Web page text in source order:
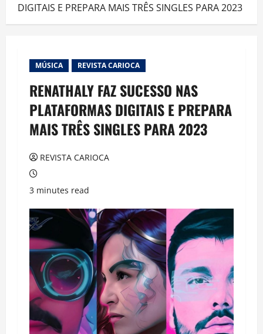
DIGITAIS E PREPARA MAIS TRÊS SINGLES PARA 2023
MÚSICA REVISTA CARIOCA
RENATHALY FAZ SUCESSO NAS
PLATAFORMAS DIGITAIS E PREPARA
MAIS TRÊS SINGLES PARA 2023
REVISTA CARIOCA
3 minutes read